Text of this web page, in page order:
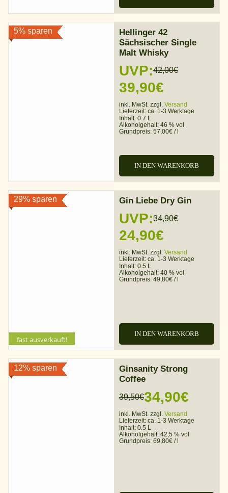
5% sparen
Hellinger 42
Sächsischer Single
Malt Whisky
UVP:42,00€
Ursprünglicher
Preis
war:
42,00€
39,90€
Aktueller
Preis
ist:
39,90€.
inkl. MwSt. zzgl. Versand
Lieferzeit: ca. 1-3 Werktage
Inhalt: 0.7 L
Alkoholgehalt: 46 % vol
Grundpreis: 57,00€ /l
IN DEN WARENKORB
29% sparen
fast ausverkauft!
Gin Liebe Dry Gin
UVP:34,90€
Ursprünglicher
Preis
war:
34,90€
24,90€
Aktueller
Preis
ist:
24,90€.
inkl. MwSt. zzgl. Versand
Lieferzeit: ca. 1-3 Werktage
Inhalt: 0.5 L
Alkoholgehalt: 40 % vol
Grundpreis: 49,80€ /
IN DEN WARENKORB
12% sparen
Ginsanity Strong
Coffee
39,50€
Ursprünglicher
Preis
war:
34,90€
Aktueller
Preis
ist:
inkl. MwSt. zzgl. Versand
Lieferzeit: ca. 1-3 Werktage
Inhalt: 0.5 L
Alkoholgehalt: 42,5 % vol
Grundpreis: 69,80€ /